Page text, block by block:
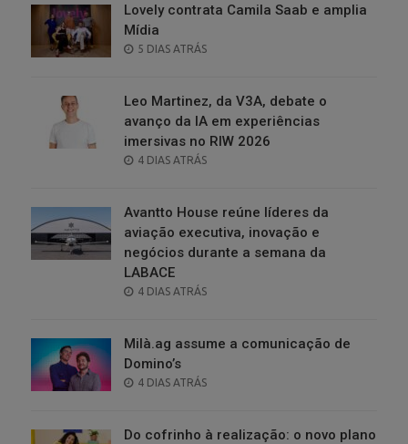
Lovely contrata Camila Saab e amplia
Mídia
POSTED
5 DIAS ATRÁS
Leo Martinez, da V3A, debate o
avanço da IA em experiências
imersivas no RIW 2026
POSTED
4 DIAS ATRÁS
Avantto House reúne líderes da
aviação executiva, inovação e
negócios durante a semana da
LABACE
POSTED
4 DIAS ATRÁS
Milà.ag assume a comunicação de
Domino’s
POSTED
4 DIAS ATRÁS
Do cofrinho à realização: o novo plano